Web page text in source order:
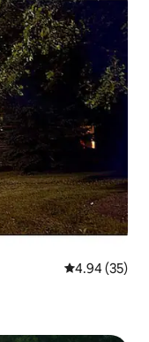
Calificación
4.94 (35)